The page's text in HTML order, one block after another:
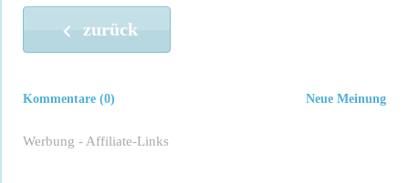
zurück
Neue Meinung
Kommentare (0)
Werbung - Affiliate-Links